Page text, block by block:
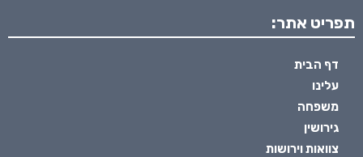
תפריט אתר:
דף הבית
עלינו
משפחה
גירושין
צוואות וירושות